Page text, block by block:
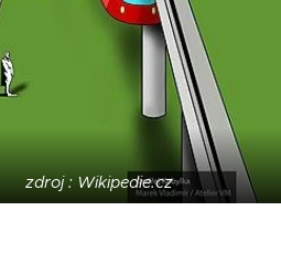
zdroj : Wikipedie.cz